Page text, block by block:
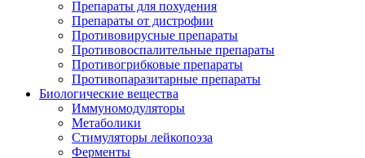
Препараты для похудения
Препараты от дистрофии
Противовирусные препараты
Противовоспалительные препараты
Противогрибковые препараты
Противопаразитарные препараты
Биологические вещества
Иммуномодуляторы
Метаболики
Стимуляторы лейкопоэза
Ферменты